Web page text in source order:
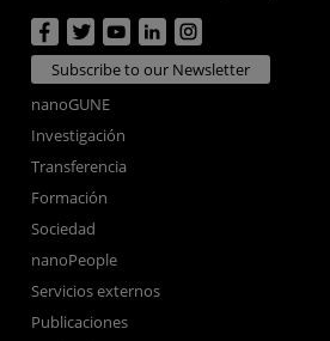
Subscribe to our Newsletter
nanoGUNE
Investigación
Transferencia
Formación
Sociedad
nanoPeople
Servicios externos
Publicaciones